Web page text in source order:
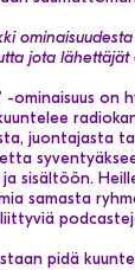
jota
-ominaisuus on
juontajasta
sisältöön.
samasta
pidä